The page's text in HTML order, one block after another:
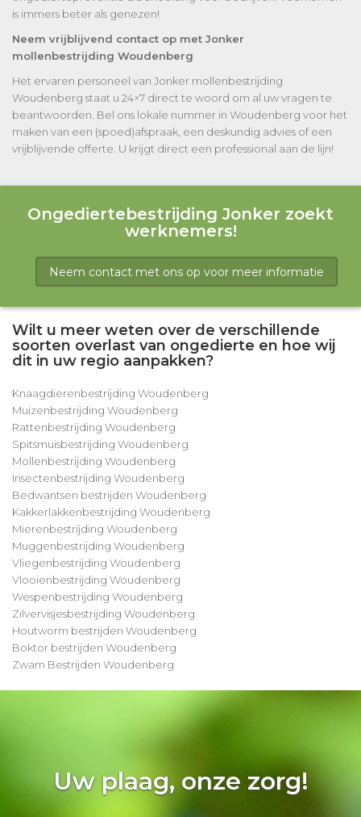
is immers beter als genezen!
Neem vrijblijvend contact op met Jonker
mollenbestrijding Woudenberg
Het ervaren personeel van Jonker mollenbestrijding
Woudenberg staat u 24×7 direct te woord om al uw vragen te
beantwoorden. Bel ons lokale nummer in Woudenberg voor het
maken van een (spoed)afspraak, een deskundig advies of een
vrijblijvende offerte. U krijgt direct een professional aan de lijn!
Ongediertebestrijding Jonker zoekt
werknemers!
Neem contact met ons op voor meer informatie
Wilt u meer weten over de verschillende
soorten overlast van ongedierte en hoe wij
dit in uw regio aanpakken?
Knaagdierenbestrijding Woudenberg
Muizenbestrijding Woudenberg
Rattenbestrijding Woudenberg
Spitsmuisbestrijding Woudenberg
Mollenbestrijding Woudenberg
Insectenbestrijding Woudenberg
Bedwantsen bestrijden Woudenberg
Kakkerlakkenbestrijding Woudenberg
Mierenbestrijding Woudenberg
Muggenbestrijding Woudenberg
Vliegenbestrijding Woudenberg
Vlooienbestrijding Woudenberg
Wespenbestrijding Woudenberg
Zilvervisjesbestrijding Woudenberg
Houtworm bestrijden Woudenberg
Boktor bestrijden Woudenberg
Zwam Bestrijden Woudenberg
Uw plaag, onze zorg!